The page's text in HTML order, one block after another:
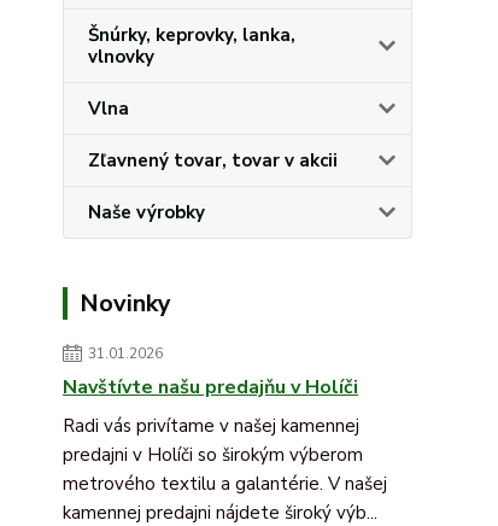
Šnúrky, keprovky, lanka,
vlnovky
Vlna
Zľavnený tovar, tovar v akcii
Naše výrobky
Novinky
31.01.2026
Navštívte našu predajňu v Holíči
Radi vás privítame v našej kamennej
predajni v Holíči so širokým výberom
metrového textilu a galantérie. V našej
kamennej predajni nájdete široký výb...